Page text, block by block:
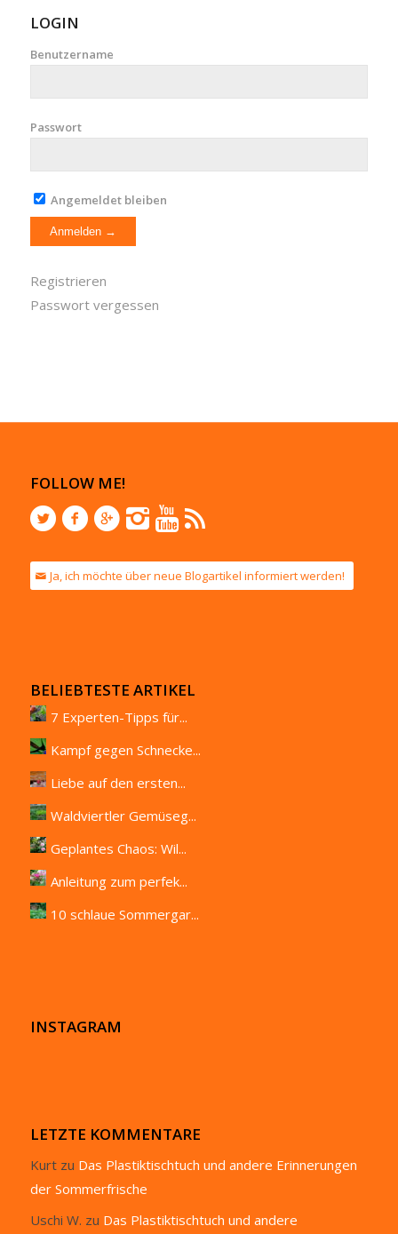
LOGIN
Benutzername
Passwort
Angemeldet bleiben
Registrieren
Passwort vergessen
FOLLOW ME!
Ja, ich möchte über neue Blogartikel informiert werden!
BELIEBTESTE ARTIKEL
7 Experten-Tipps für...
Kampf gegen Schnecke...
Liebe auf den ersten...
Waldviertler Gemüseg...
Geplantes Chaos: Wil...
Anleitung zum perfek...
10 schlaue Sommergar...
INSTAGRAM
LETZTE KOMMENTARE
Kurtzu Das Plastiktischtuch und andere Erinnerungen
der Sommerfrische
Uschi W. zu Das Plastiktischtuch und andere